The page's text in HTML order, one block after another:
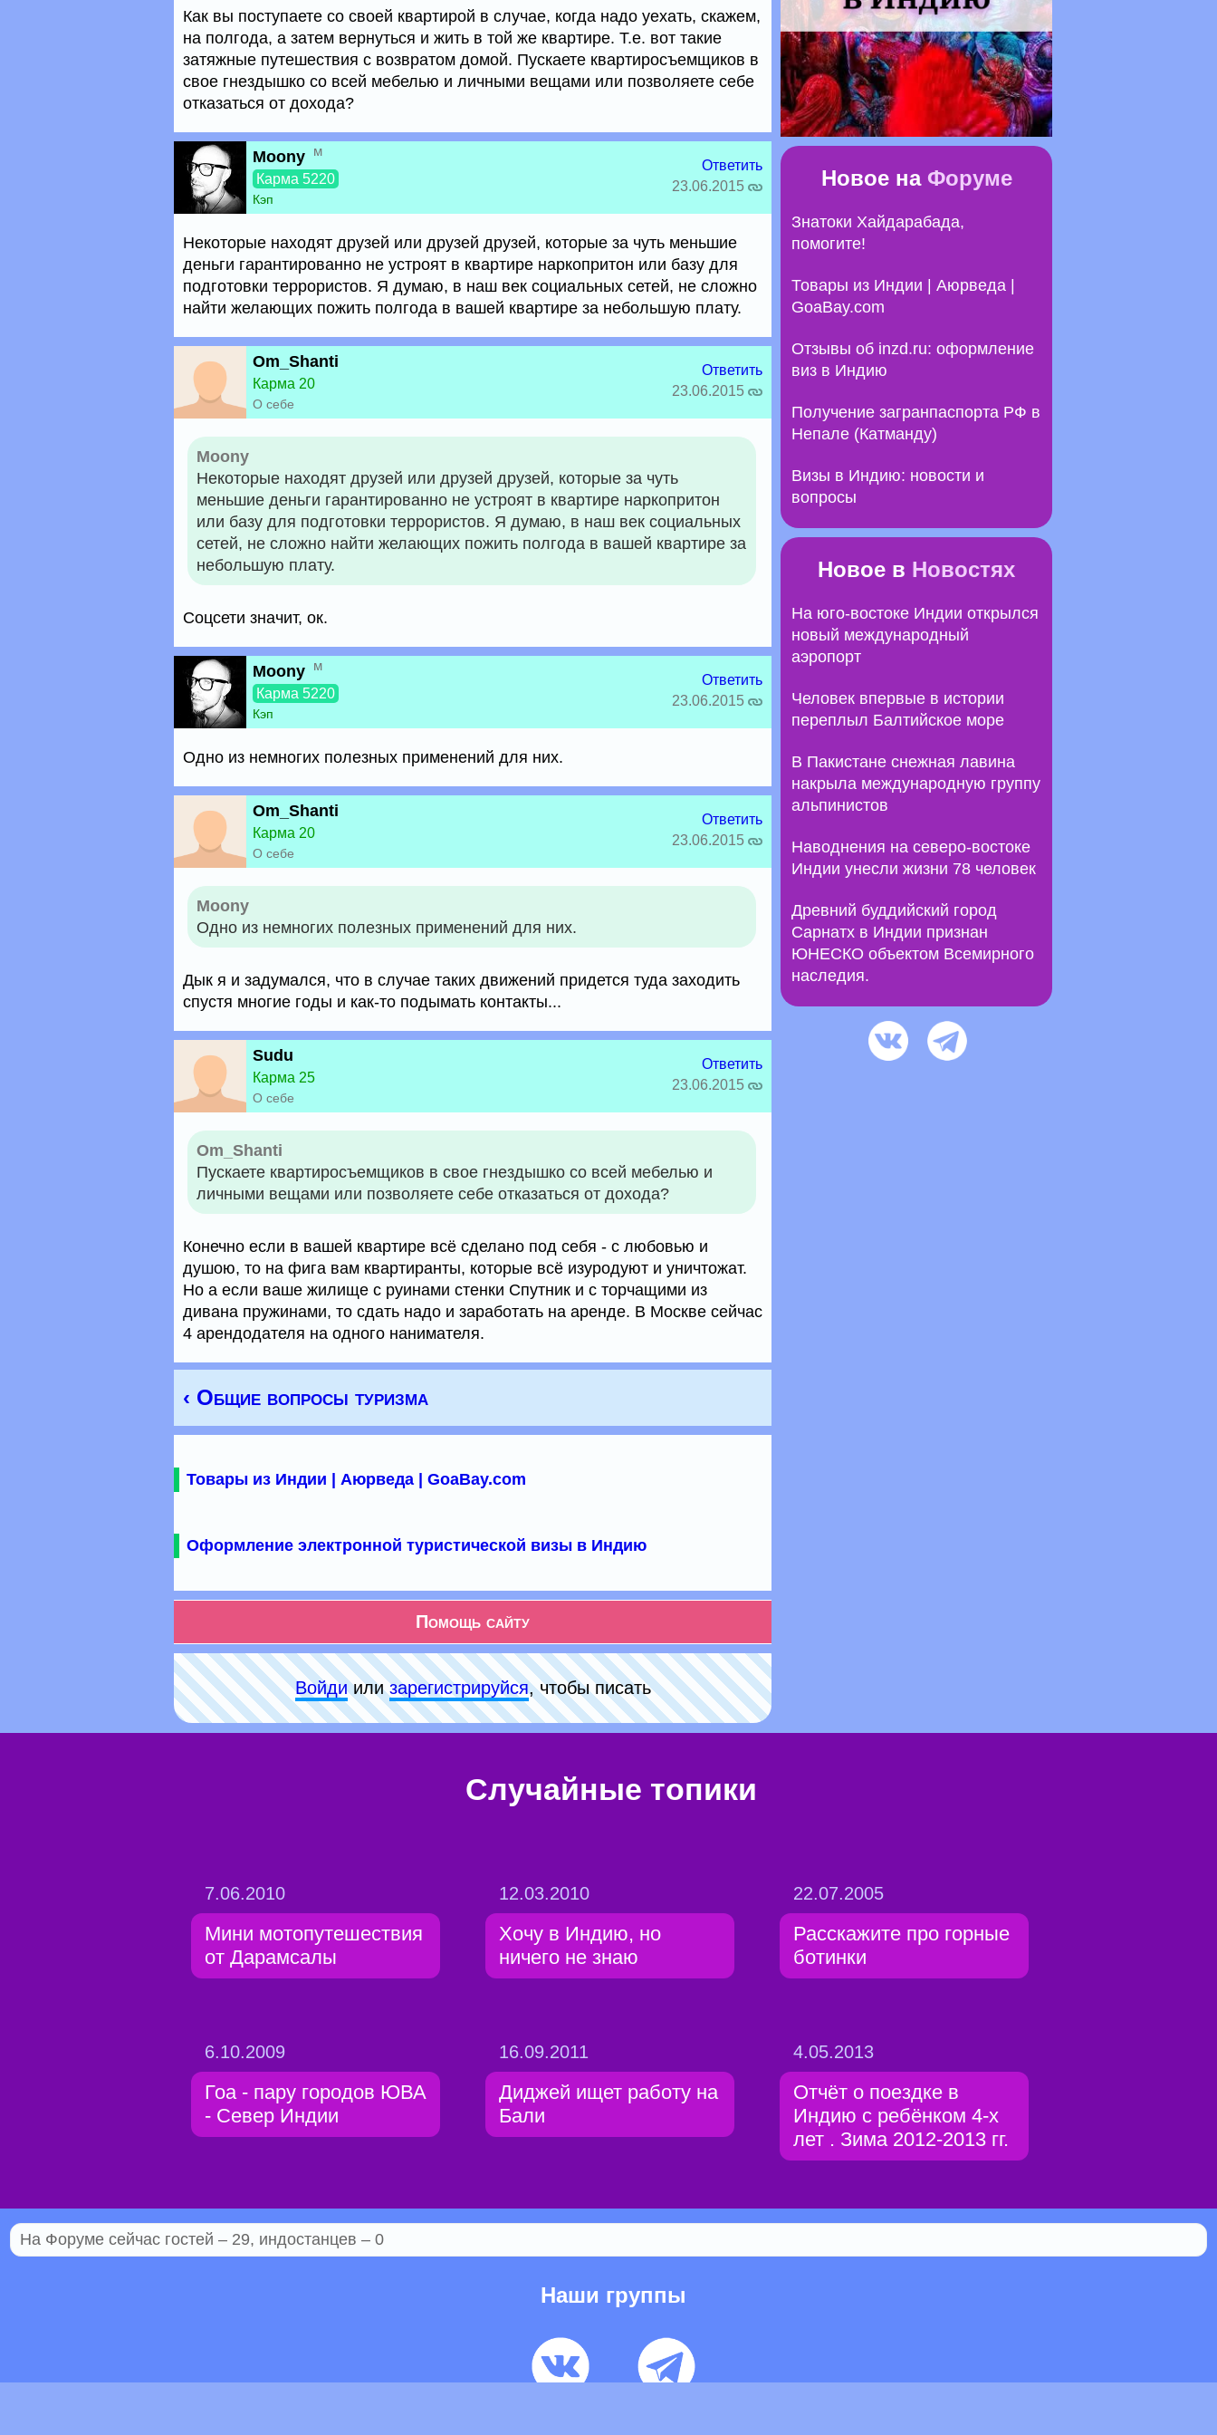
Как вы поступаете со своей квартирой в случае, когда надо уехать, скажем,
на полгода, а затем вернуться и жить в той же квартире. Т.е. вот такие
затяжные путешествия с возвратом домой. Пускаете квартиросъемщиков в
свое гнездышко со всей мебелью и личными вещами или позволяете себе
отказаться от дохода?
Moony м
Карма 5220
Кэп
Ответить
23.06.2015
Некоторые находят друзей или друзей друзей, которые за чуть меньшие
деньги гарантированно не устроят в квартире наркопритон или базу для
подготовки террористов. Я думаю, в наш век социальных сетей, не сложно
найти желающих пожить полгода в вашей квартире за небольшую плату.
Om_Shanti
Карма 20
О себе
Ответить
23.06.2015
Moony
Некоторые находят друзей или друзей друзей, которые за чуть
меньшие деньги гарантированно не устроят в квартире наркопритон
или базу для подготовки террористов. Я думаю, в наш век социальных
сетей, не сложно найти желающих пожить полгода в вашей квартире за
небольшую плату.
Соцсети значит, ок.
Moony м
Карма 5220
Кэп
Ответить
23.06.2015
Одно из немногих полезных применений для них.
Om_Shanti
Карма 20
О себе
Ответить
23.06.2015
Moony
Одно из немногих полезных применений для них.
Дык я и задумался, что в случае таких движений придется туда заходить
спустя многие годы и как-то подымать контакты...
Sudu
Карма 25
О себе
Ответить
23.06.2015
Om_Shanti
Пускаете квартиросъемщиков в свое гнездышко со всей мебелью и
личными вещами или позволяете себе отказаться от дохода?
Конечно если в вашей квартире всё сделано под себя - с любовью и
душою, то на фига вам квартиранты, которые всё изуродуют и уничтожат.
Но а если ваше жилище с руинами стенки Спутник и с торчащими из
дивана пружинами, то сдать надо и заработать на аренде. В Москве сейчас
4 арендодателя на одного нанимателя.
‹ Общие вопросы туризма
Товары из Индии | Аюрведа | GoaBay.com
Оформление электронной туристической визы в Индию
Помощь сайту
Войдиилизарeгиcтpируйся, чтобы писать
Новое на Форуме
Знатоки Хайдарабада,
помогите!
Товары из Индии | Аюрведа |
GoaBay.com
Отзывы об inzd.ru: оформление
виз в Индию
Получение загранпаспорта РФ в
Непале (Катманду)
Визы в Индию: новости и
вопросы
Новое в Новостях
На юго-востоке Индии открылся
новый международный
аэропорт
Человек впервые в истории
переплыл Балтийское море
В Пакистане снежная лавина
накрыла международную группу
альпинистов
Наводнения на северо-востоке
Индии унесли жизни 78 человек
Древний буддийский город
Сарнатх в Индии признан
ЮНЕСКО объектом Всемирного
наследия.
Случайные топики
7.06.2010
Мини мотопутешествия
от Дарамсалы
12.03.2010
Хочу в Индию, но
ничего не знаю
22.07.2005
Расскажите про горные
ботинки
6.10.2009
Гоа - пару городов ЮВА
- Север Индии
16.09.2011
Диджей ищет работу на
Бали
4.05.2013
Отчёт о поездке в
Индию с ребёнком 4-х
лет . Зима 2012-2013 гг.
На Форуме сейчас гостей – 29, индостанцев – 0
Наши группы